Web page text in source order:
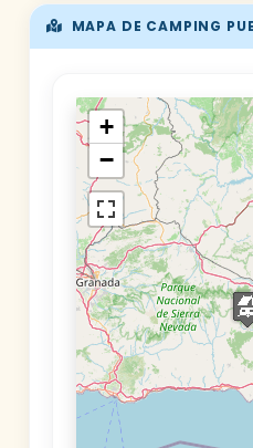
MAPA DE CAMPING
+
−